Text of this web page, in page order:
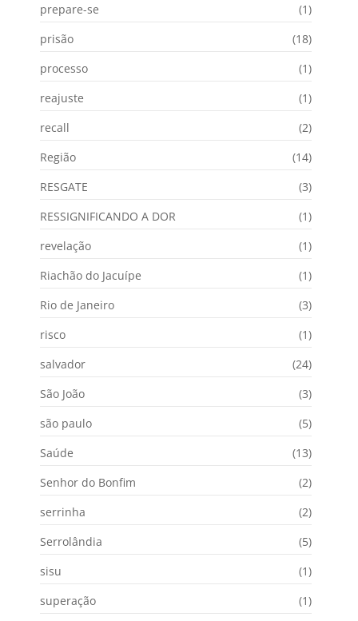
prepare-se
(1)
prisão
(18)
processo
(1)
reajuste
(1)
recall
(2)
Região
(14)
RESGATE
(3)
RESSIGNIFICANDO A DOR
(1)
revelação
(1)
Riachão do Jacuípe
(1)
Rio de Janeiro
(3)
risco
(1)
salvador
(24)
São João
(3)
são paulo
(5)
Saúde
(13)
Senhor do Bonfim
(2)
serrinha
(2)
Serrolândia
(5)
sisu
(1)
superação
(1)